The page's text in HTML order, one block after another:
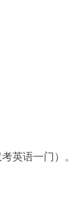
英语一门）。